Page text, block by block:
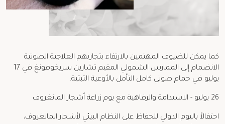
كما يمكن للضيوف المهتمين بالارتقاء بتجاربهم العلاجية الصوتية
الانضمام إلى الممارس الشمولي المقيم تشارين سريخوفونغ في 17
يوليو في حمام صوتي كامل التأمل بالأوعية التبتية.
26 يوليو - الاستدامة والرفاهية مع يوم زراعة أشجار المانغروف
احتفالاً باليوم الدولي للحفاظ على النظام البيئي لأشجار المانغروف،